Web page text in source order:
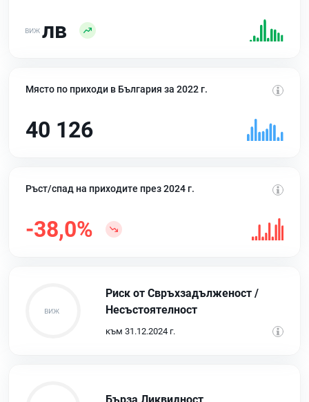
лв
Място по приходи в България за 2022 г.
40 126
Ръст/спад на приходите през 2024 г.
-38,0%
Риск от Свръхзадълженост /
Несъстоятелност
към 31.12.2024 г.